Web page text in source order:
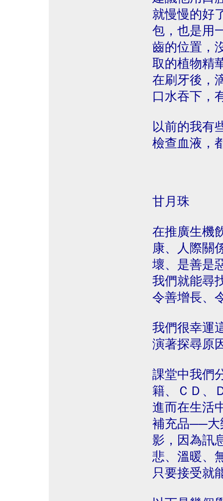
就慢慢的好
包，也是用
齒的位置，
取的植物精
在刷牙後，
口水吞下，
以前的我有
檢查血液，
甘月珠
在推廣生機
康、人際關
壞、是善是
我們就能尋
令善增長、
我們很幸運
演著探尋原
課堂中我們
籍、ＣＤ、
進而在生活
補充品──大
影，因為訊
悲、溫暖、
只要接受就